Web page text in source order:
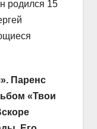
родился 15
Паренс
«Твои